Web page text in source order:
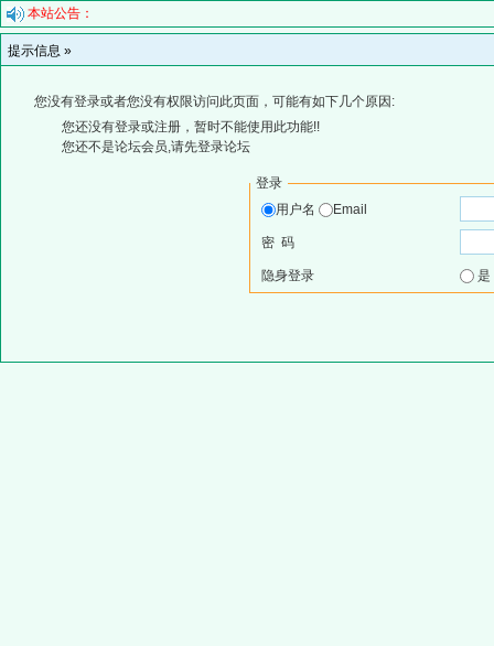
本站公告：
提示信息 »
您没有登录或者您没有权限访问此页面，可能有如下几个原因:
您还没有登录或注册，暂时不能使用此功能!!
您还不是论坛会员,请先登录论坛
登录
用户名
Email
密 码
隐身登录